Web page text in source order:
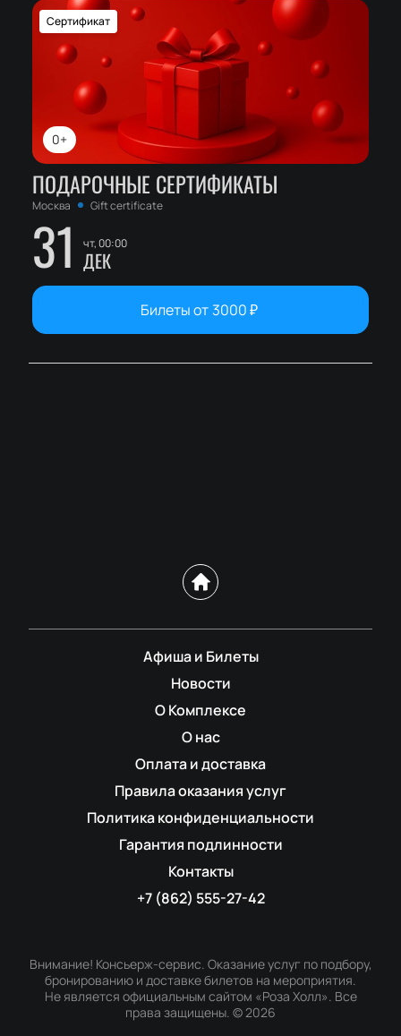
0+
Сертификат
ПОДАРОЧНЫЕ СЕРТИФИКАТЫ
Москва Gift certificate
31 чт, 00:00
ДЕК
Билеты от 3000₽
Афиша и Билеты
Новости
О Комплексе
О нас
Оплата и доставка
Правила оказания услуг
Политика конфиденциальности
Гарантия подлинности
Контакты
+7 (862) 555-27-42
Внимание! Консьерж-сервис. Оказание услуг по подбору,
бронированию и доставке билетов на мероприятия.
Не является официальным сайтом «Роза Холл». Все
права защищены. ©2026